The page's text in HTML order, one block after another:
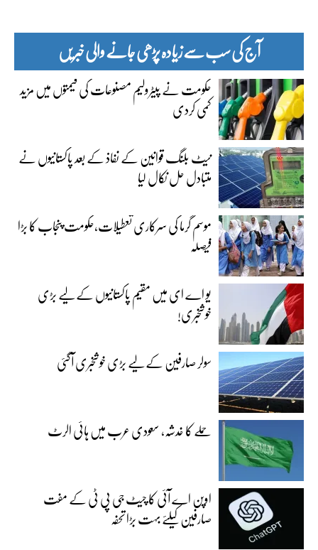
آج کی سب سے زیادہ پڑھی جانے والی خبریں
حکومت نے پیٹرولیم مصنوعات کی قیمتوں میں مزید
کمی کردی
نیٹ بلنگ قوانین کے نفاذ کے بعد پاکستانیوں نے
متبادل حل نکال لیا
موسم گرما کی سرکاری تعطیلات،حکومت پنجاب کا بڑا
فیصلہ
یو اے ای میں مقیم پاکستانیوں کے لیے بڑی
خوشخبری!
سولر صارفین کے لیے بڑی خوشخبری آگئی
حملے کا خدشہ، سعودی عرب میں ہائی الرٹ
اوپن اے آئی کا چیٹ جی پی ٹی کے مفت
صارفین کیلئے بہت بڑا تحفہ